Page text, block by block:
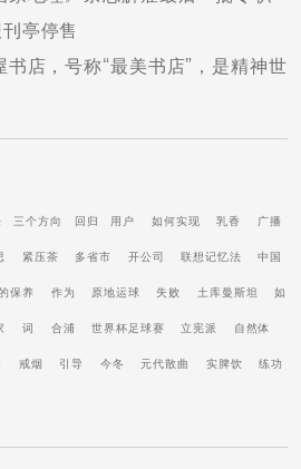
亭停售
书店，号称“最美书店”，是精神世
三个方向 回归 用户 如何实现 乳香 广播
紧压茶 多省市 开公司 联想记忆法 中国
保养 作为 原地运球 失败 土库曼斯坦 如
词 合浦 世界杯足球赛 立宪派 自然体
戒烟 引导 今冬 元代散曲 实脾饮 练功